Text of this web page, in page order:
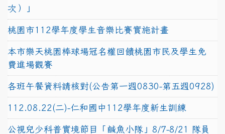
次）」
桃園市112學年度學生音樂比賽實施計畫
本市樂天桃園棒球場冠名權回饋桃園市民及學生免
費進場觀賽
各班午餐資料請核對(公告第一週0830-第五週0928)
112.08.22(二)-仁和國中112學年度新生訓練
公視兒少科普實境節目「鹹魚小隊」8/7-8/21 隊員